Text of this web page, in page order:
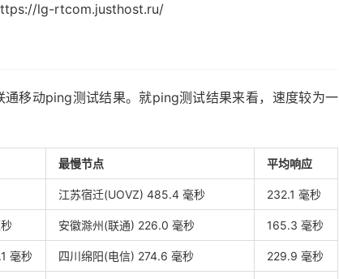
lg-rtcom.justhost.ru/
移动ping测试结果。就ping测试结果来看，速度较为一
最慢节点 平均响应
江苏宿迁(UOVZ) 485.4 毫秒 232.1 毫秒
安徽滁州(联通) 226.0 毫秒 165.3 毫秒
毫秒 四川绵阳(电信) 274.6 毫秒 229.9 毫秒